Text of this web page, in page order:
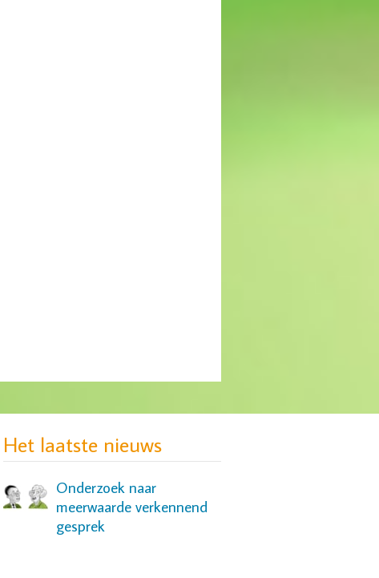
Het laatste nieuws
MIND: gebrek aan
Onderzoek naar
meerwaarde verkennend
gesprek